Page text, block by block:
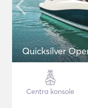
Quicksilver
Centra konsole